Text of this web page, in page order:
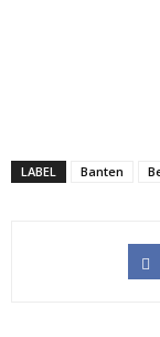
LABEL Banten